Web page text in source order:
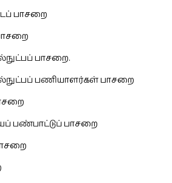
பாசறை
பாசறை.
பணியாளர்கள் பாசறை
பண்பாட்டுப் பாசறை